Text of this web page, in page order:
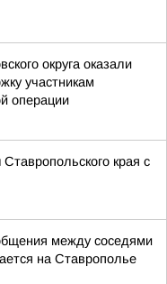
округа оказали
участникам
операции
края с
между соседями
на Ставрополье